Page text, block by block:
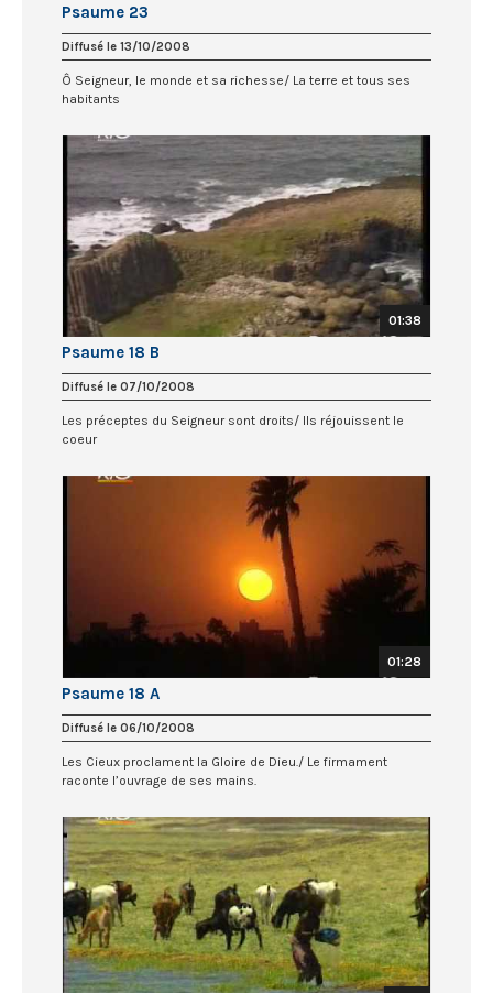
Psaume 23
Diffusé le 13/10/2008
Ô Seigneur, le monde et sa richesse/ La terre et tous ses
habitants
01:38
Psaume 18 B
Diffusé le 07/10/2008
Les préceptes du Seigneur sont droits/ Ils réjouissent le
coeur
01:28
Psaume 18 A
Diffusé le 06/10/2008
Les Cieux proclament la Gloire de Dieu./ Le firmament
raconte l’ouvrage de ses mains.